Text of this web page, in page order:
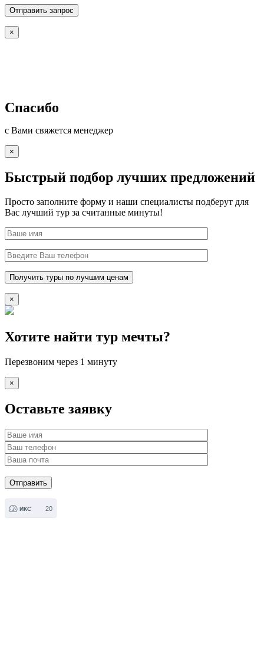
×
Спасибо
с Вами свяжется менеджер
×
Быстрый подбор лучших предложений
Просто заполните форму и наши специалисты подберут для
Вас лучший тур за считанные минуты!
×
Хотите найти тур мечты?
Перезвоним через 1 минуту
×
Оставьте заявку
ИКС 20